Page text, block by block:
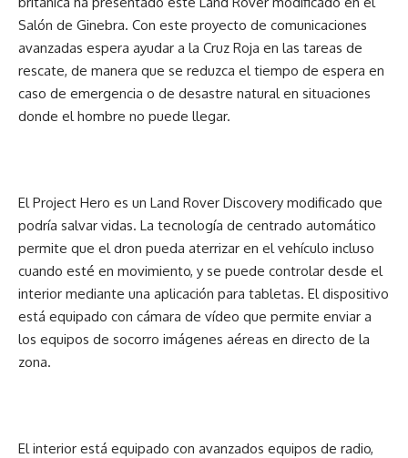
Salón de Ginebra. Con este proyecto de comunicaciones
avanzadas espera ayudar a la Cruz Roja en las tareas de
rescate, de manera que se reduzca el tiempo de espera en
caso de emergencia o de desastre natural en situaciones
donde el hombre no puede llegar.
El Project Hero es un Land Rover Discovery modificado que
podría salvar vidas. La tecnología de centrado automático
permite que el dron pueda aterrizar en el vehículo incluso
cuando esté en movimiento, y se puede controlar desde el
interior mediante una aplicación para tabletas. El dispositivo
está equipado con cámara de vídeo que permite enviar a
los equipos de socorro imágenes aéreas en directo de la
zona.
El interior está equipado con avanzados equipos de radio,